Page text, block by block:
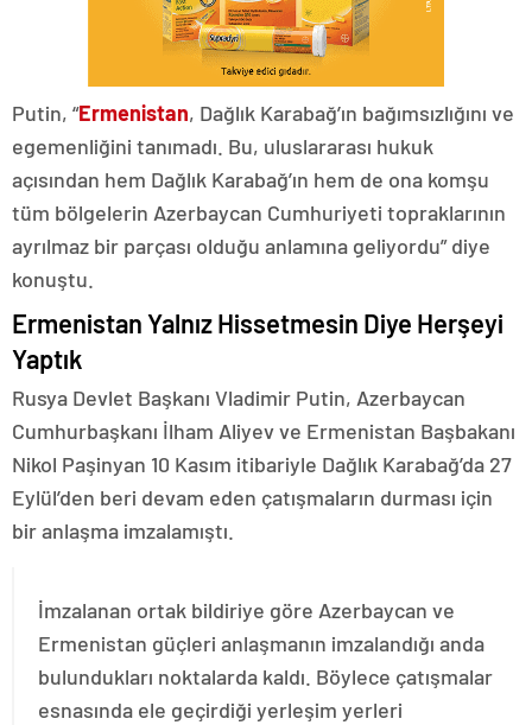
Putin, “Ermenistan, Dağlık Karabağ’ın bağımsızlığını ve
egemenliğini tanımadı. Bu, uluslararası hukuk
açısından hem Dağlık Karabağ’ın hem de ona komşu
tüm bölgelerin Azerbaycan Cumhuriyeti topraklarının
ayrılmaz bir parçası olduğu anlamına geliyordu” diye
konuştu.
Ermenistan Yalnız Hissetmesin Diye Herşeyi
Yaptık
Rusya Devlet Başkanı Vladimir Putin, Azerbaycan
Cumhurbaşkanı İlham Aliyev ve Ermenistan Başbakanı
Nikol Paşinyan 10 Kasım itibariyle Dağlık Karabağ’da 27
Eylül’den beri devam eden çatışmaların durması için
bir anlaşma imzalamıştı.
İmzalanan ortak bildiriye göre Azerbaycan ve
Ermenistan güçleri anlaşmanın imzalandığı anda
bulundukları noktalarda kaldı. Böylece çatışmalar
esnasında ele geçirdiği yerleşim yerleri